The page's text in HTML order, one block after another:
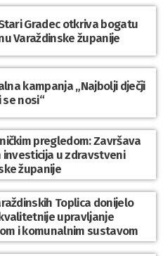
Gradec otkriva bogatu
Varaždinske županije
kampanja „Najbolji dječji
se nosi“
pregledom: Završava
investicija u zdravstveni
županije
Toplica donijelo
upravljanje
i komunalnim sustavom